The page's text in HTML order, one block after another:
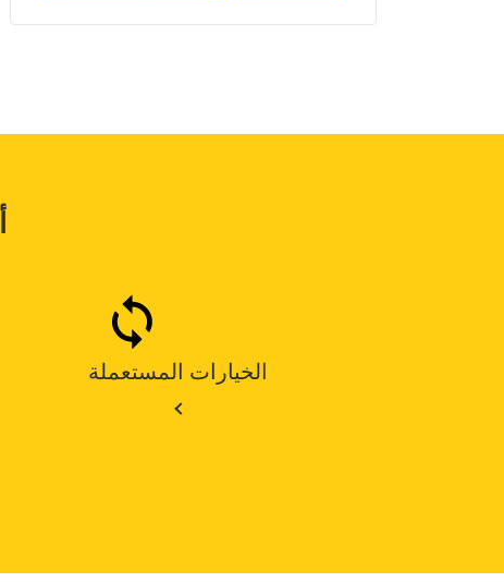
الخيارات المستعملة